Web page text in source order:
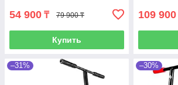
54 900 ₸ 79 900 ₸
Купить
109 900
–31% –30%